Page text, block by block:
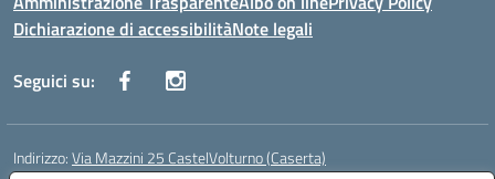
Dichiarazione di accessibilitàNote legali
Seguici su:
Indirizzo:Via Mazzini 25 CastelVolturno (Caserta)